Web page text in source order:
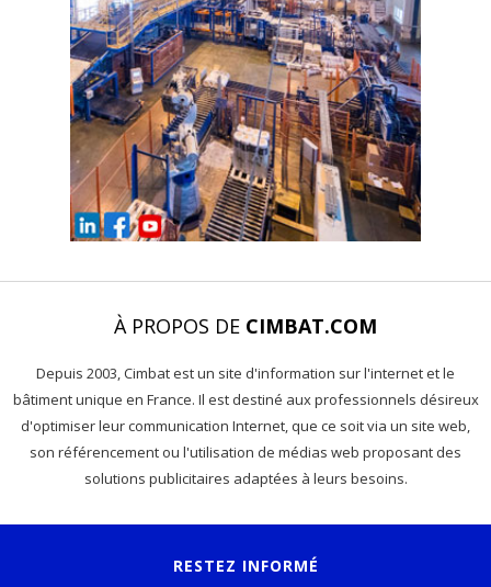
À PROPOS DE CIMBAT.COM
Depuis 2003, Cimbat est un site d'information sur l'internet et le
bâtiment unique en France. Il est destiné aux professionnels désireux
d'optimiser leur communication Internet, que ce soit via un site web,
son référencement ou l'utilisation de médias web proposant des
solutions publicitaires adaptées à leurs besoins.
RESTEZ INFORMÉ